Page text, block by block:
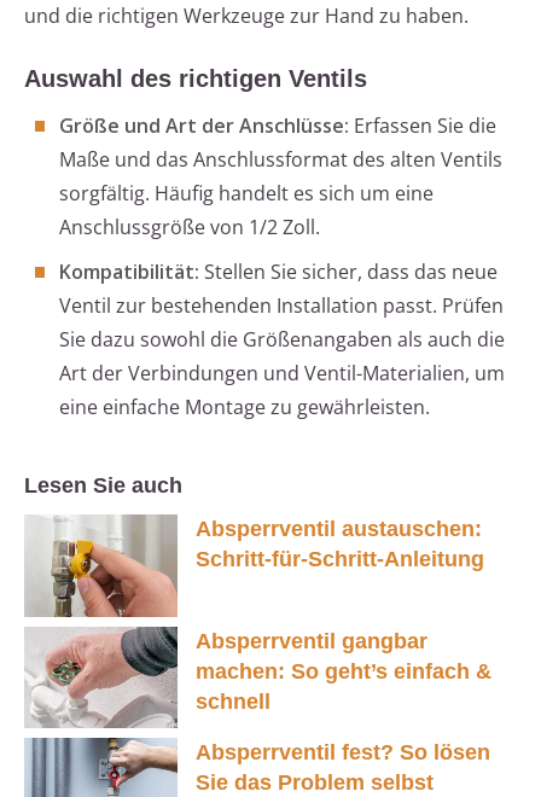
und die richtigen Werkzeuge zur Hand zu haben.
Auswahl des richtigen Ventils
Größe und Art der Anschlüsse: Erfassen Sie die
Maße und das Anschlussformat des alten Ventils
sorgfältig. Häufig handelt es sich um eine
Anschlussgröße von 1/2 Zoll.
Kompatibilität: Stellen Sie sicher, dass das neue
Ventil zur bestehenden Installation passt. Prüfen
Sie dazu sowohl die Größenangaben als auch die
Art der Verbindungen und Ventil-Materialien, um
eine einfache Montage zu gewährleisten.
Lesen Sie auch
Absperrventil austauschen:
Schritt-für-Schritt-Anleitung
Absperrventil gangbar
machen: So geht’s einfach &
schnell
Absperrventil fest? So lösen
Sie das Problem selbst